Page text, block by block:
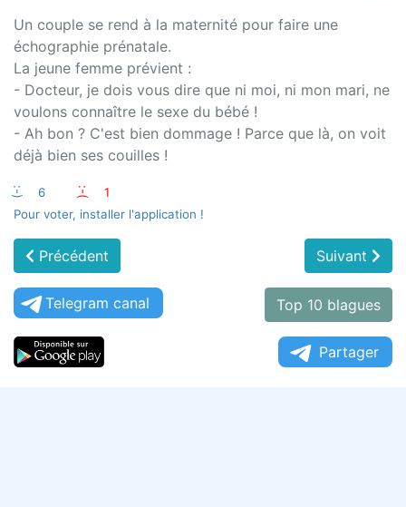
Un couple se rend à la maternité pour faire une
échographie prénatale.
La jeune femme prévient :
- Docteur, je dois vous dire que ni moi, ni mon mari, ne
voulons connaître le sexe du bébé !
- Ah bon ? C'est bien dommage ! Parce que là, on voit
déjà bien ses couilles !
:-) 6 :-(
1
Pour voter, installer l'application !
Précédent Suivant
Telegram canal Top 10 blagues
Partager